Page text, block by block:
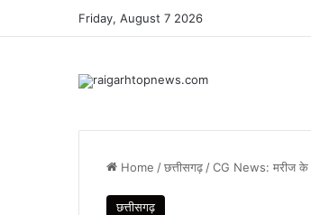
Friday, August 7 2026
Home /छत्तीसगढ़ /CG News: मरीज के
छत्तीसगढ़